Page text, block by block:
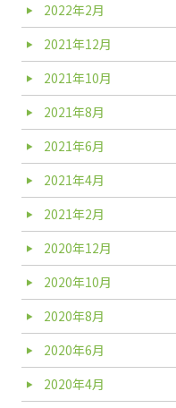
2022年2月
2021年12月
2021年10月
2021年8月
2021年6月
2021年4月
2021年2月
2020年12月
2020年10月
2020年8月
2020年6月
2020年4月